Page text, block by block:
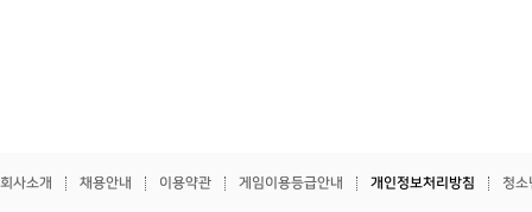
회사소개 채용안내 이용약관 게임이용등급안내 개인정보처리방침 청소